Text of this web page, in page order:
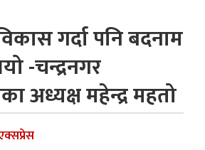
गर्दा पनि बदनाम
-चन्द्रनगर
अध्यक्ष महेन्द्र महतो